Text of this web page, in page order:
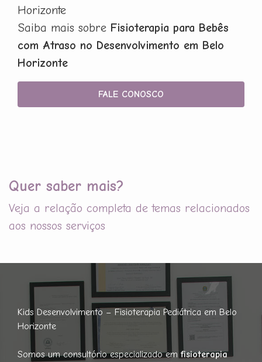
Horizonte
Saiba mais sobre Fisioterapia para Bebês
com Atraso no Desenvolvimento em Belo
Horizonte
FALE CONOSCO
Quer saber mais?
Veja a relação completa de temas relacionados
aos nossos serviços
Kids Desenvolvimento – Fisioterapia Pediátrica em Belo
Horizonte
Somos um consultório especializado em fisioterapia